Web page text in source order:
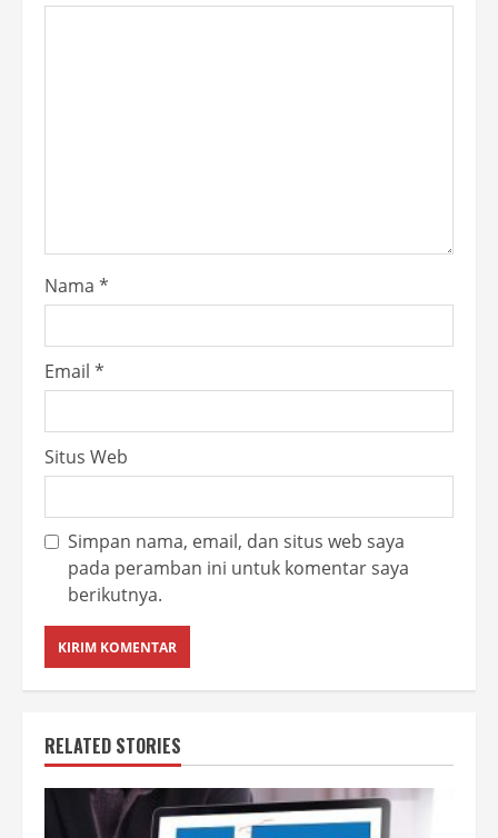
Nama *
Email *
Situs Web
Simpan nama, email, dan situs web saya
pada peramban ini untuk komentar saya
berikutnya.
RELATED STORIES